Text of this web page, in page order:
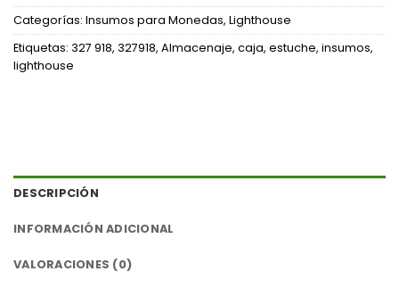
Categorías: Insumos para Monedas, Lighthouse
Etiquetas: 327 918, 327918, Almacenaje, caja, estuche, insumos,
lighthouse
DESCRIPCIÓN
INFORMACIÓN ADICIONAL
VALORACIONES (0)